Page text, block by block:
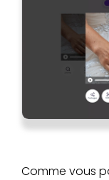
Comme vous